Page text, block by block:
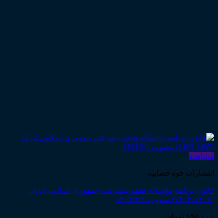
مشاهده
انتشارات قوه قضاییه
قانون برنامه پنج‌ساله هفتم پیشرفت جمهوری اسلامی ایران
(۱۴۰۷-۱۴۰۳) مصوب ۱۴۰۳/۳/۱
۱۹۵,۰۰۰ تومان